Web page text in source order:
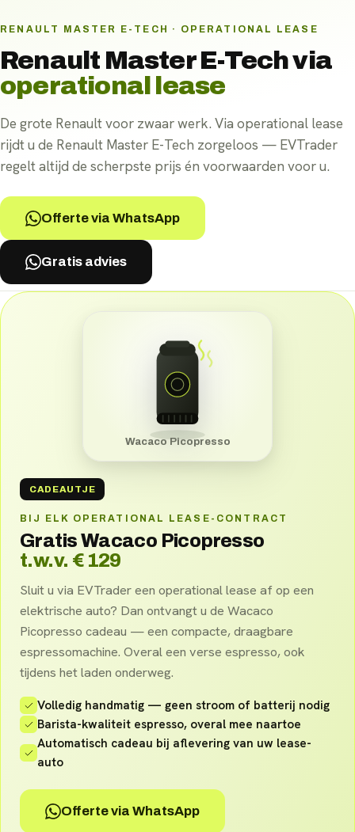
RENAULT MASTER E-TECH · OPERATIONAL LEASE
Renault Master E-Techvia
operational lease
De grote Renault voor zwaar werk. Via operational lease
rijdt u de Renault Master E-Tech zorgeloos — EVTrader
regelt altijd de scherpste prijs én voorwaarden voor u.
Offerte via WhatsApp
Gratis advies
CADEAUTJE
BIJ ELK OPERATIONAL LEASE-CONTRACT
Gratis Wacaco Picopresso
t.w.v. € 129
Sluit u via EVTrader een operational lease af op een
elektrische auto? Dan ontvangt u de Wacaco
Picopresso cadeau — een compacte, draagbare
espressomachine. Overal een verse espresso, ook
tijdens het laden onderweg.
Volledig handmatig — geen stroom of batterij nodig
Barista-kwaliteit espresso, overal mee naartoe
Automatisch cadeau bij aflevering van uw lease-
auto
Offerte via WhatsApp
Wacaco Picopresso